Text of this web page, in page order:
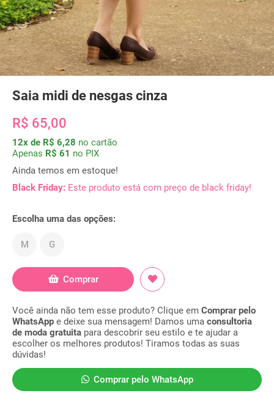
Saia midi de nesgas cinza
R$ 65,00
12x de R$ 6,28 no cartão
Apenas R$ 61 no PIX
Ainda temos em estoque!
Black Friday: Este produto está com preço de black friday!
Escolha uma das opções:
M G
Comprar
Você ainda não tem esse produto? Clique em Comprar pelo
WhatsApp e deixe sua mensagem! Damos uma consultoria
de moda gratuita para descobrir seu estilo e te ajudar a
escolher os melhores produtos! Tiramos todas as suas
dúvidas!
Comprar pelo WhatsApp